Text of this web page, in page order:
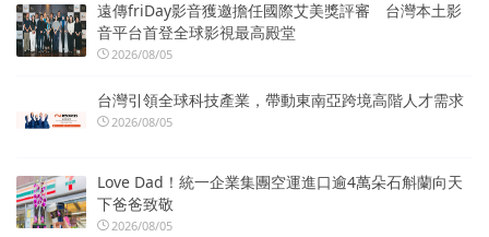
遠傳friDay影音獲邀擔任國際艾美獎評審 台灣本土影
音平台首登全球影視最高殿堂
2026/08/05
台灣引領全球科技產業，帶動東南亞跨境高階人才需求
2026/08/05
Love Dad！統一企業集團空運進口逾4萬朵石斛蘭向天
下爸爸致敬
2026/08/05